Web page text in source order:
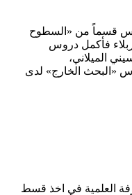
قسماً من «السطوح
فأكمل دروس
الميلاني،
الخارج» لدى
العلمية في اخذ قسط